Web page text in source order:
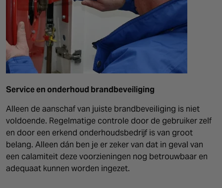
Service en onderhoud brandbeveiliging
Alleen de aanschaf van juiste brandbeveiliging is niet
voldoende. Regelmatige controle door de gebruiker zelf
en door een erkend onderhoudsbedrijf is van groot
belang. Alleen dán ben je er zeker van dat in geval van
een calamiteit deze voorzieningen nog betrouwbaar en
adequaat kunnen worden ingezet.